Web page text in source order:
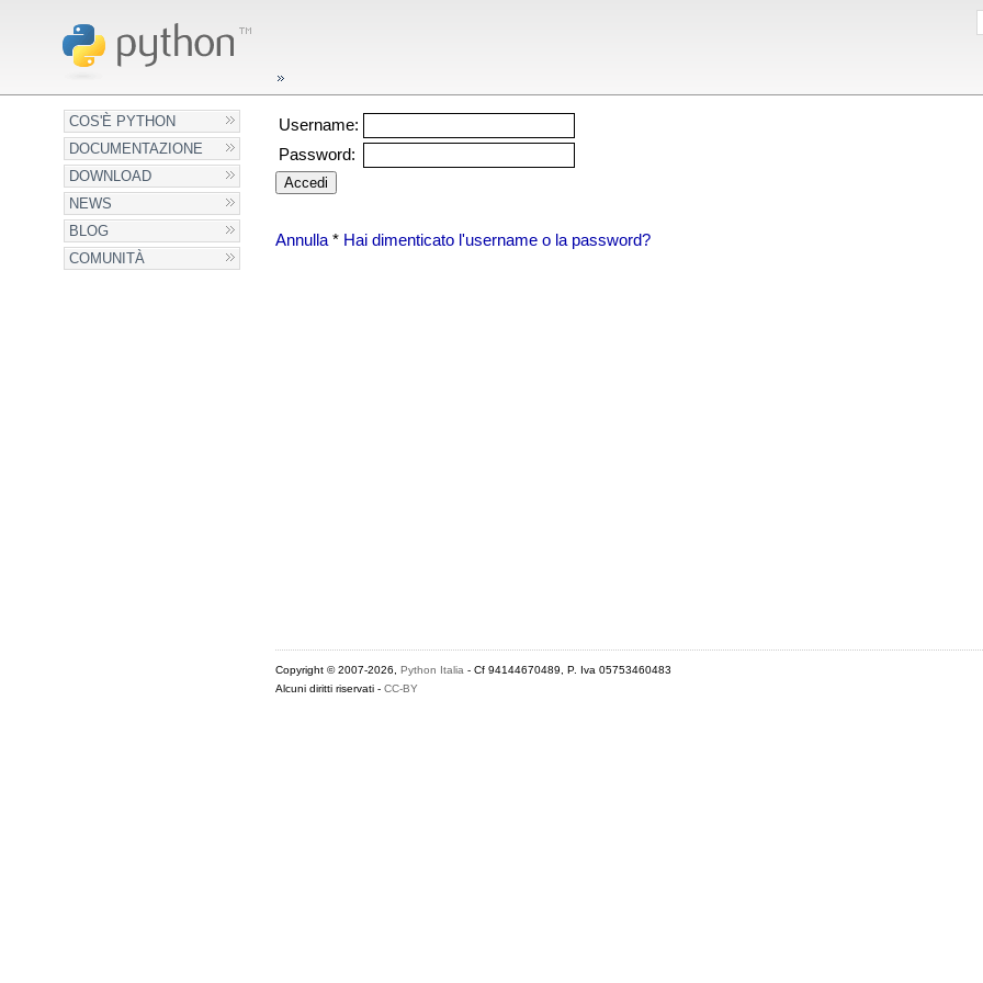
COS'È PYTHON
DOCUMENTAZIONE
DOWNLOAD
NEWS
BLOG
COMUNITÀ
Username:
Password:
Annulla* Hai dimenticato l'username o la password?
Copyright © 2007-2026, Python Italia - Cf 94144670489, P. Iva 05753460483
Alcuni diritti riservati - CC-BY